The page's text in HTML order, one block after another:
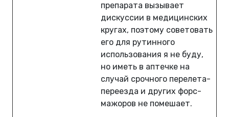
препарата вызывает
дискуссии в медицинских
кругах, поэтому советовать
его для рутинного
использования я не буду,
но иметь в аптечке на
случай срочного перелета-
переезда и других форс-
мажоров не помешает.